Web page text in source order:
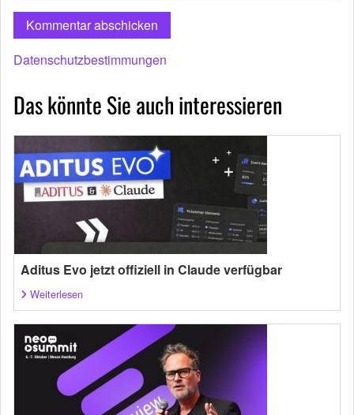
Datenschutzbestimmungen
Das könnte Sie auch interessieren
Aditus Evo jetzt offiziell in Claude verfügbar
Weiterlesen